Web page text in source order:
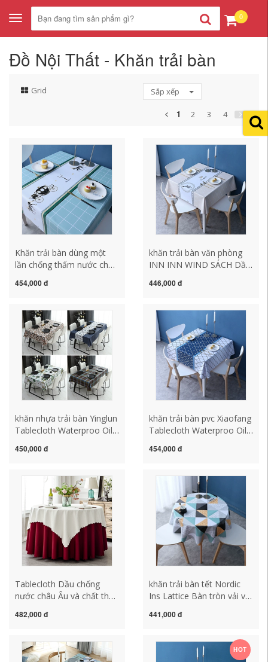
Toggle
navigation
0
Đồ Nội Thất - Khăn trải bàn
Grid Sắp xếp
1 2 3 4
Khăn trải bàn dùng một
lần chống thấm nước chất
cho bàn ăn bàn cafe nhỏ
454,000 đ
khăn trải bàn văn phòng
INN INN WIND SÁCH Dầu
miễn phí Rửa Fangxian
Bàn đệm Net Red khăn
trải bàn thờ mẫu khăn trải
bàn hội trường
446,000 đ
khăn nhựa trải bàn Yinglun
Tablecloth Waterproo Oil -
Tablecloth Hộ gia đình
khăn trải bàn giá rẻ khăn
450,000 đ
khăn trải bàn pvc Xiaofang
Tablecloth Waterproo Oil -
Coffee Table Bàn đệm
Bàn làm việc khăn trải bàn
caro khăn trải bàn đẹp
454,000 đ
Tablecloth Dầu chống
nước châu Âu và chất thải
Hotel Circul khăn trải bàn
482,000 đ
khăn trải bàn tết Nordic
Ins Lattice Bàn tròn vải vải
-hot Anti -hot -Free Round
Tablecloth tấm trải bàn
khăn trải bàn nhà hàng
441,000 đ
HOT